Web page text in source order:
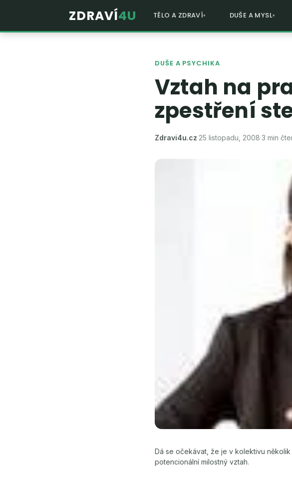
ZDRAVÍ4U TĚLO A ZDRAVÍ DUŠE A MYSL
DUŠE A PSYCHIKA
Vztah na
zpestření
Zdravi4u.cz·25 listopadu, 2008·3 min
Dá se očekávat, že je v kolektivu
potencionální milostný vztah.